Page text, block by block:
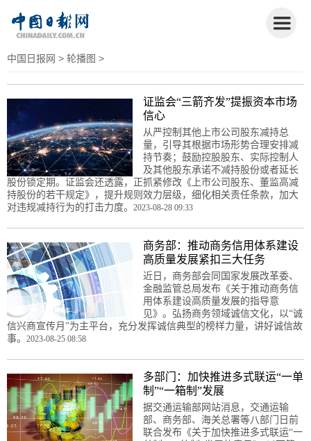
中国日报网 > 轮播图 >
证监会“三箭齐发”提振资本市场
信心
从严控制其他上市公司股东减持总
量，引导其根据市场形势合理安排减
持节奏；鼓励控股股东、实际控制人
及其他股东承诺不减持股份或者延长
股份锁定期。证监会还透露，正抓紧修改《上市公司股东、董监高减
持股份的若干规定》，提升规则效力层级，细化相关责任条款，加大
对违规减持行为的打击力度。 2023-08-28 09:33
商务部：推动商务信用体系建设
高质量发展紧扣三大任务
近日，商务部会同国家发展改革委、
金融监管总局发布《关于推动商务信
用体系建设高质量发展的指导意
见》。弘扬商务领域诚信文化，以“诚
信兴商宣传月”为主平台，充分发挥诚信典型的榜样力量，讲好诚信故
事。 2023-08-25 08:58
多部门：加快推进多式联运“一单
制”“一箱制”发展
据交通运输部网站消息，交通运输
部、商务部、海关总署等八部门日前
联合发布《关于加快推进多式联运“一